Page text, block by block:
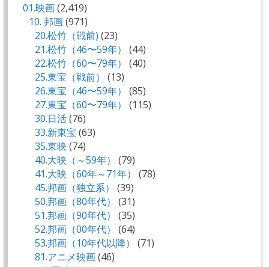
01.映画(2,419)
10. 邦画(971)
20.松竹（戦前) (23)
21.松竹（46〜59年）
(44)
22.松竹（60〜79年）
(40)
25.東宝（戦前）
(13)
26.東宝（46〜59年）
(85)
27.東宝（60〜79年）
(115)
30.日活(76)
33.新東宝 (63)
35.東映 (74)
40.大映（～59年）
(79)
41.大映（60年～71年）
(78)
45.邦画（独立系）
(39)
50.邦画（80年代）
(31)
51.邦画（90年代）
(35)
52.邦画（00年代）
(64)
53.邦画（10年代以降）
(71)
81.アニメ映画(46)